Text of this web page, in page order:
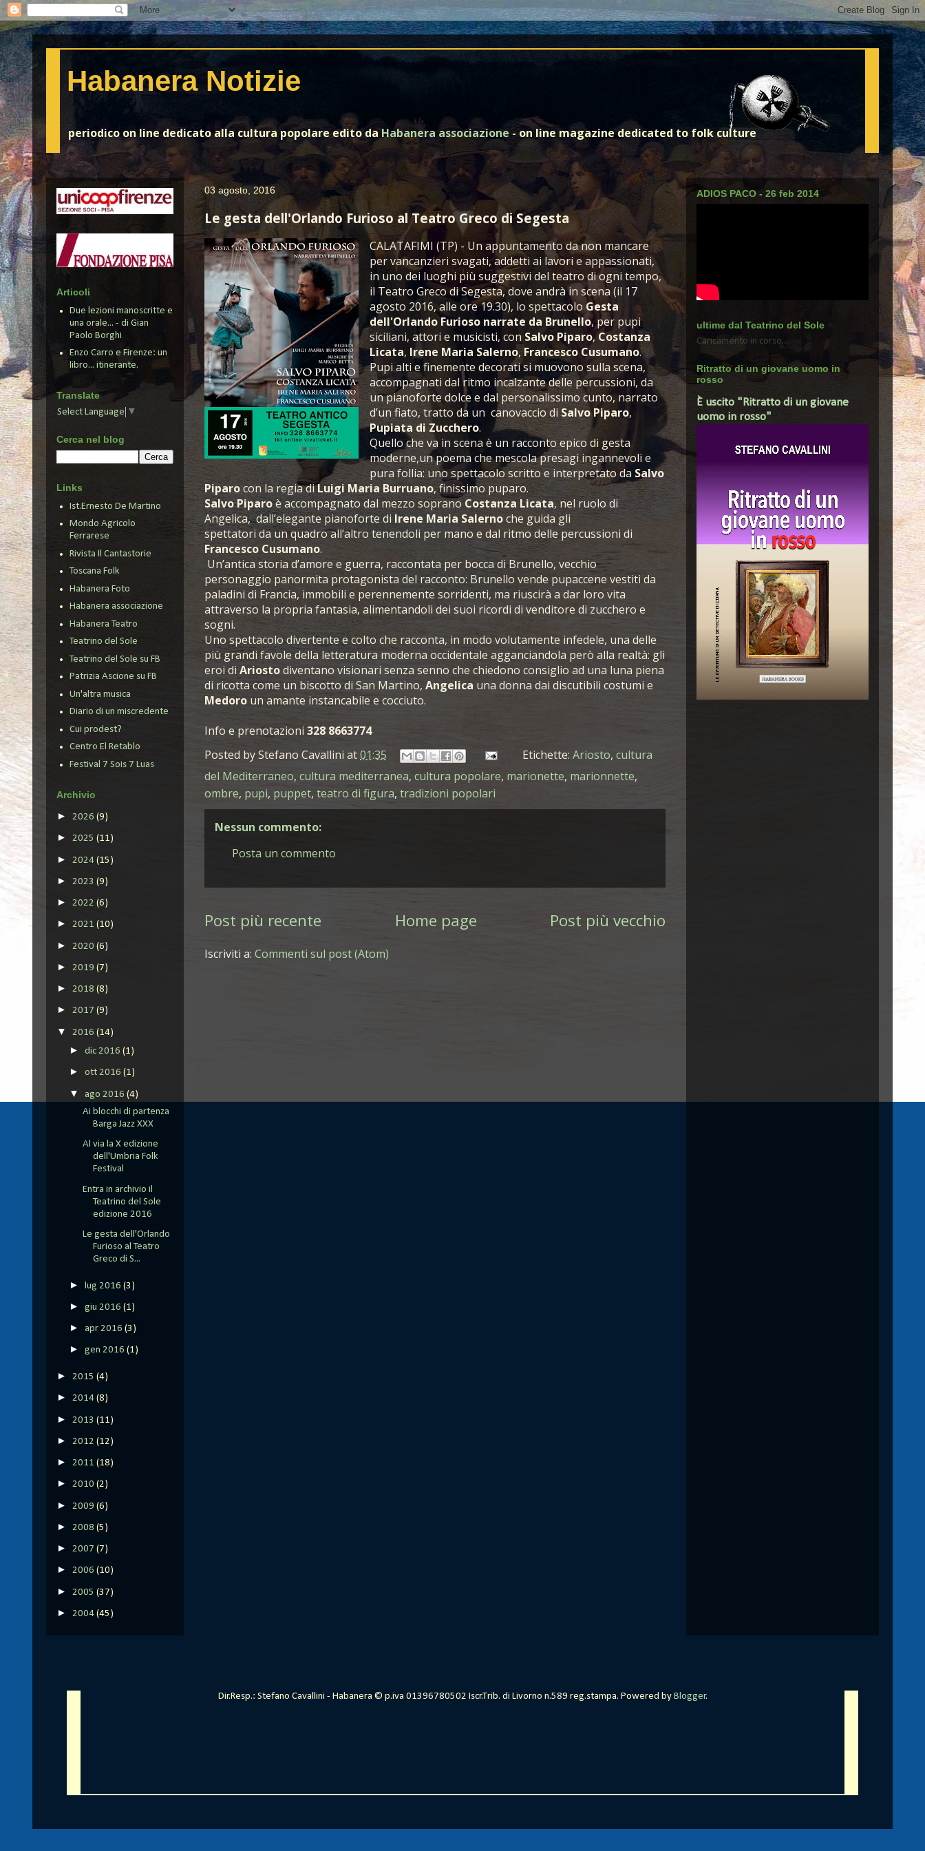
Habanera Notizie
periodico on line dedicato alla cultura popolare edito da Habanera associazione- on line magazine dedicated to folk culture
03 agosto, 2016
Le gesta dell'Orlando Furioso al Teatro Greco di Segesta
CALATAFIMI (TP) - Un appuntamento da non mancare
per vancanzieri svagati, addetti ai lavori e appassionati,
in uno dei luoghi più suggestivi del teatro di ogni tempo,
il Teatro Greco di Segesta, dove andrà in scena (il 17
agosto 2016, alle ore 19.30), lo spettacolo Gesta
dell'Orlando Furioso narrate da Brunello, per pupi
siciliani, attori e musicisti, con Salvo Piparo,Costanza
Licata, Irene Maria Salerno, Francesco Cusumano.
Pupi alti e finemente decorati si muovono sulla scena,
accompagnati dal ritmo incalzante delle percussioni, da
un pianoforte dolce e dal personalissimo cunto, narrato
d’un fiato, tratto da un canovaccio di Salvo Piparo,
Pupiata di Zucchero.
Quello che va in scena è un racconto epico di gesta
moderne,un poema che mescola presagi ingannevoli e
pura follia: uno spettacolo scritto e interpretato da Salvo
Piparocon la regia diLuigi Maria Burruano, finissimo puparo.
Salvo Piparoè accompagnato dal mezzo soprano Costanza Licata, nel ruolo di
Angelica, dall’elegante pianoforte diIrene Maria Salernoche guida gli
spettatori da un quadro all’altro tenendoli per mano e dal ritmo delle percussioni di
Francesco Cusumano.
Un’antica storia d’amore e guerra, raccontata per bocca di Brunello, vecchio
personaggio panormita protagonista del racconto: Brunello vende pupaccene vestiti da
paladini di Francia, immobili e perennemente sorridenti, ma riuscirà a dar loro vita
attraverso la propria fantasia, alimentandoli dei suoi ricordi di venditore di zucchero e
sogni.
Uno spettacolo divertente e colto che racconta, in modo volutamente infedele, una delle
più grandi favole della letteratura moderna occidentale agganciandola però alla realtà: gli
eroi di Ariostodiventano visionari senza senno che chiedono consiglio ad una luna piena
di ricotta come un biscotto di San Martino, Angelica una donna dai discutibili costumi e
Medoro un amante instancabile e cocciuto.
Info e prenotazioni 328 8663774
Posted byStefano Cavallini at01:35 Etichette: Ariosto, cultura
del Mediterraneo, cultura mediterranea, cultura popolare, marionette, marionnette,
ombre, pupi, puppet, teatro di figura, tradizioni popolari
Nessun commento:
Posta un commento
Post più recente Post più vecchio
Home page
Iscriviti a: Commenti sul post (Atom)
Articoli
Due lezioni manoscritte e
una orale... - di Gian
Paolo Borghi
Enzo Carro e Firenze: un
libro... itinerante.
Translate
Select Language ▼
Cerca nel blog
Links
Ist.Ernesto De Martino
Mondo Agricolo
Ferrarese
Rivista Il Cantastorie
Toscana Folk
Habanera Foto
Habanera associazione
Habanera Teatro
Teatrino del Sole
Teatrino del Sole su FB
Patrizia Ascione su FB
Un'altra musica
Diario di un miscredente
Cui prodest?
Centro El Retablo
Festival 7 Sois 7 Luas
Archivio
► 2026 (9)
► 2025 (11)
► 2024 (15)
► 2023 (9)
► 2022 (6)
► 2021 (10)
► 2020 (6)
► 2019 (7)
► 2018 (8)
► 2017 (9)
▼ 2016 (14)
► dic 2016 (1)
► ott 2016 (1)
▼ ago 2016 (4)
Ai blocchi di partenza
Barga Jazz XXX
Al via la X edizione
dell'Umbria Folk
Festival
Entra in archivio il
Teatrino del Sole
edizione 2016
Le gesta dell'Orlando
Furioso al Teatro
Greco di S...
► lug 2016 (3)
► giu 2016 (1)
► apr 2016 (3)
► gen 2016 (1)
► 2015 (4)
► 2014 (8)
► 2013 (11)
► 2012 (12)
► 2011 (18)
► 2010 (2)
► 2009 (6)
► 2008 (5)
► 2007 (7)
► 2006 (10)
► 2005 (37)
► 2004 (45)
ADIOS PACO - 26 feb 2014
ultime dal Teatrino del Sole
Caricamento in corso...
Ritratto di un giovane uomo in
rosso
È uscito "Ritratto di un giovane
uomo in rosso"
Dir.Resp.: Stefano Cavallini - Habanera © p.iva 01396780502 Iscr.Trib. di Livorno n.589 reg.stampa. Powered by Blogger.